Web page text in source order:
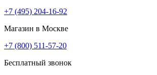
+7 (495) 204-16-92
Магазин в Москве
+7 (800) 511-57-20
Бесплатный звонок